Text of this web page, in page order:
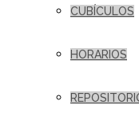
CUBÍCULOS
HORARIOS